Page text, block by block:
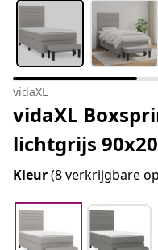
vidaXL
vidaXL
lichtgrijs
Kleur(8 verkrijgbare